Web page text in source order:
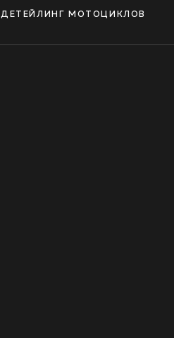
ДЕТЕЙЛИНГ МОТОЦИКЛОВ